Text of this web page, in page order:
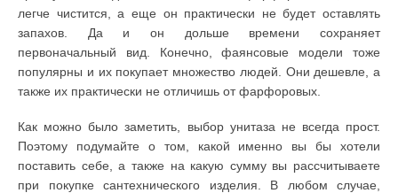
легче чистится, а еще он практически не будет оставлять
запахов. Да и он дольше времени сохраняет
первоначальный вид. Конечно, фаянсовые модели тоже
популярны и их покупает множество людей. Они дешевле, а
также их практически не отличишь от фарфоровых.
Как можно было заметить, выбор унитаза не всегда прост.
Поэтому подумайте о том, какой именно вы бы хотели
поставить себе, а также на какую сумму вы рассчитываете
при покупке сантехнического изделия. В любом случае,